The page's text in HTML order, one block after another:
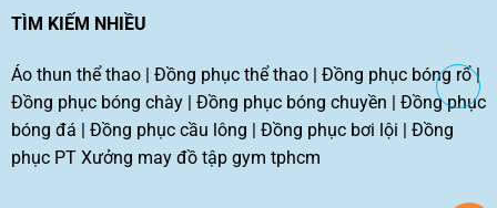
TÌM KIẾM NHIỀU
Áo thun thể thao| Đồng phục thể thao| Đồng phục bóng rổ|
Đồng phục bóng chày| Đồng phục bóng chuyền | Đồng phục
bóng đá | Đồng phục cầu lông | Đồng phục bơi lội | Đồng
phục PT Xưởng may đồ tập gym tphcm